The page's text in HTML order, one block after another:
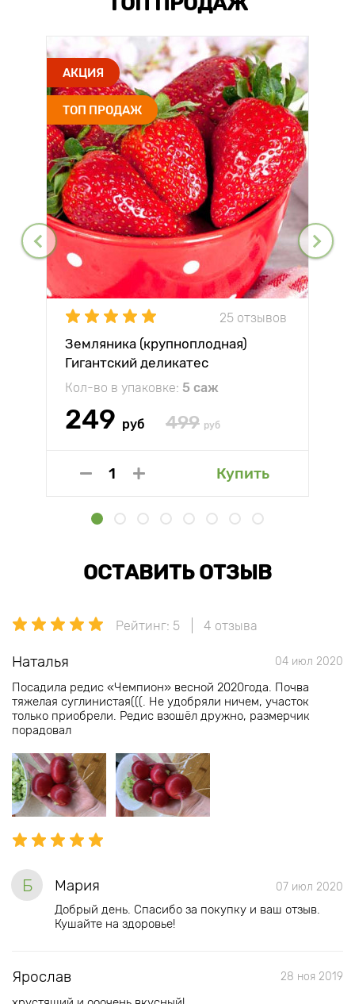
АКЦИЯ
ТОП ПРОДАЖ
25 отзывов
Земляника (крупноплодная)
Гигантский деликатес
Кол-во в упаковке: 5 саж
249 руб 499 руб
Купить
ОСТАВИТЬ ОТЗЫВ
Рейтинг: 5 4 отзыва
Наталья 04 июл 2020
Посадила редис «Чемпион» весной 2020года. Почва
тяжелая суглинистая(((. Не удобряли ничем, участок
только приобрели. Редис взошёл дружно, размерчик
порадовал
Б Мария 07 июл 2020
Добрый день. Спасибо за покупку и ваш отзыв.
Кушайте на здоровье!
Ярослав 28 ноя 2019